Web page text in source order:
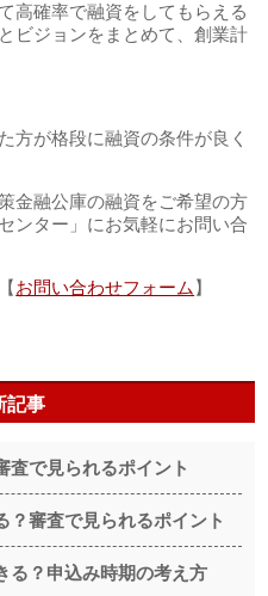
高確率で融資をしてもらえる
ビジョンをまとめて、創業計
方が格段に融資の条件が良く
金融公庫の融資をご希望の方
ンター」にお気軽にお問い合
お問い合わせフォーム 】
記事
査で見られるポイント
？審査で見られるポイント
る？申込み時期の考え方